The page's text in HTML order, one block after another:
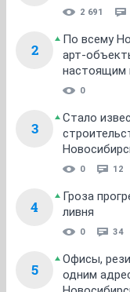
2 691
2
По всему
арт-
настоящим
0
3
Стало
0 12
4
Гроза
ливня
0 34
5
Офисы,
одним